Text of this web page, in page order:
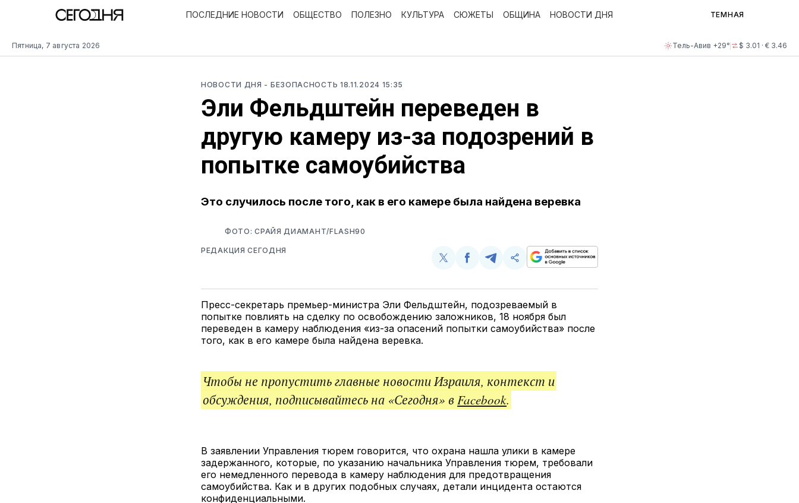
Пятница, 7 августа 2026 Тель-Авив +29° $ 3.01 · € 3.46
ПОСЛЕДНИЕ НОВОСТИ ОБЩЕСТВО ПОЛЕЗНО КУЛЬТУРА СЮЖЕТЫ ОБЩИНА НОВОСТИ ДНЯ ТЕМНАЯ
НОВОСТИ ДНЯ - БЕЗОПАСНОСТЬ 18.11.2024 15:35
Эли Фельдштейн переведен в
другую камеру из-за подозрений в
попытке самоубийства
Это случилось после того, как в его камере была найдена веревка
ФОТО: СРАЙЯ ДИАМАНТ/FLASH90
РЕДАКЦИЯ СЕГОДНЯ
Поделиться
Twitter
Поделиться
Facebook
Поделиться
Telegram
Скопируйте
поделитесь
ссылкой
Пресс-секретарь премьер-министра Эли Фельдштейн, подозреваемый в
попытке повлиять на сделку по освобождению заложников, 18 ноября был
переведен в камеру наблюдения «из-за опасений попытки самоубийства» после
того, как в его камере была найдена веревка.
Чтобы не пропустить главные новости Израиля, контекст и
обсуждения, подписывайтесь на «Сегодня» вFacebook.
В заявлении Управления тюрем говорится, что охрана нашла улики в камере
задержанного, которые, по указанию начальника Управления тюрем, требовали
его немедленного перевода в камеру наблюдения для предотвращения
самоубийства. Как и в других подобных случаях, детали инцидента остаются
конфиденциальными.